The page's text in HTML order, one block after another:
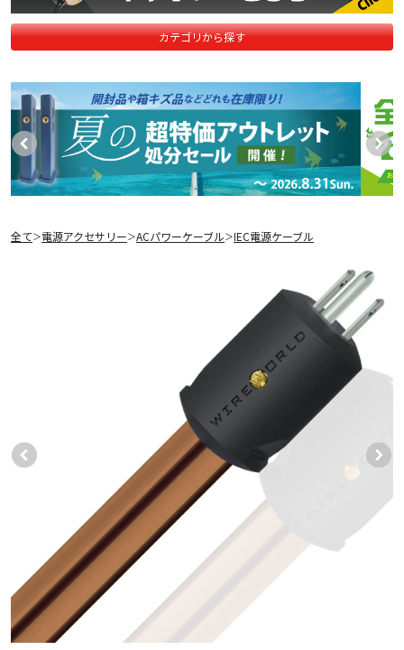
カテゴリから探す
全て＞電源アクセサリー＞ACパワーケーブル＞IEC電源ケーブル